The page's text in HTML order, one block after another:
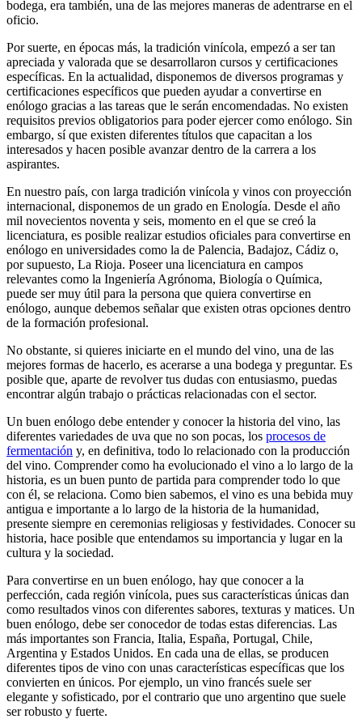
bodega, era también, una de las mejores maneras de adentrarse en el
oficio.
Por suerte, en épocas más, la tradición vinícola, empezó a ser tan
apreciada y valorada que se desarrollaron cursos y certificaciones
específicas. En la actualidad, disponemos de diversos programas y
certificaciones específicos que pueden ayudar a convertirse en
enólogo gracias a las tareas que le serán encomendadas. No existen
requisitos previos obligatorios para poder ejercer como enólogo. Sin
embargo, sí que existen diferentes títulos que capacitan a los
interesados y hacen posible avanzar dentro de la carrera a los
aspirantes.
En nuestro país, con larga tradición vinícola y vinos con proyección
internacional, disponemos de un grado en Enología. Desde el año
mil novecientos noventa y seis, momento en el que se creó la
licenciatura, es posible realizar estudios oficiales para convertirse en
enólogo en universidades como la de Palencia, Badajoz, Cádiz o,
por supuesto, La Rioja. Poseer una licenciatura en campos
relevantes como la Ingeniería Agrónoma, Biología o Química,
puede ser muy útil para la persona que quiera convertirse en
enólogo, aunque debemos señalar que existen otras opciones dentro
de la formación profesional.
No obstante, si quieres iniciarte en el mundo del vino, una de las
mejores formas de hacerlo, es acerarse a una bodega y preguntar. Es
posible que, aparte de revolver tus dudas con entusiasmo, puedas
encontrar algún trabajo o prácticas relacionadas con el sector.
Un buen enólogo debe entender y conocer la historia del vino, las
diferentes variedades de uva que no son pocas, los procesos de
fermentación y, en definitiva, todo lo relacionado con la producción
del vino. Comprender como ha evolucionado el vino a lo largo de la
historia, es un buen punto de partida para comprender todo lo que
con él, se relaciona. Como bien sabemos, el vino es una bebida muy
antigua e importante a lo largo de la historia de la humanidad,
presente siempre en ceremonias religiosas y festividades. Conocer su
historia, hace posible que entendamos su importancia y lugar en la
cultura y la sociedad.
Para convertirse en un buen enólogo, hay que conocer a la
perfección, cada región vinícola, pues sus características únicas dan
como resultados vinos con diferentes sabores, texturas y matices. Un
buen enólogo, debe ser conocedor de todas estas diferencias. Las
más importantes son Francia, Italia, España, Portugal, Chile,
Argentina y Estados Unidos. En cada una de ellas, se producen
diferentes tipos de vino con unas características específicas que los
convierten en únicos. Por ejemplo, un vino francés suele ser
elegante y sofisticado, por el contrario que uno argentino que suele
ser robusto y fuerte.